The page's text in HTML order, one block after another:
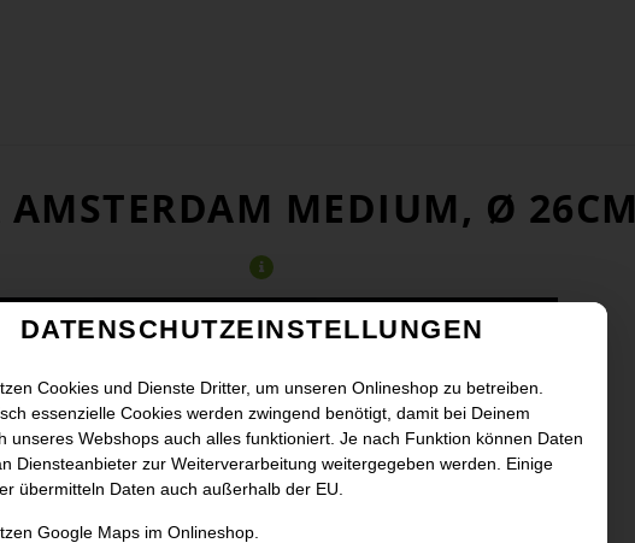
AMSTERDAM MEDIUM, Ø 26CM
DATENSCHUTZEINSTELLUNGEN
Cookies und Dienste Dritter, um unseren Onlineshop zu betreiben.
essenzielle Cookies werden zwingend benötigt, damit bei Deinem
unseres Webshops auch alles funktioniert. Je nach Funktion können Daten
Diensteanbieter zur Weiterverarbeitung weitergegeben werden. Einige
übermitteln Daten auch außerhalb der EU.
Google Maps im Onlineshop.